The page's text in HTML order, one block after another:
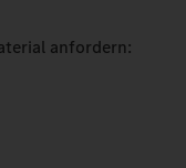
anfordern: